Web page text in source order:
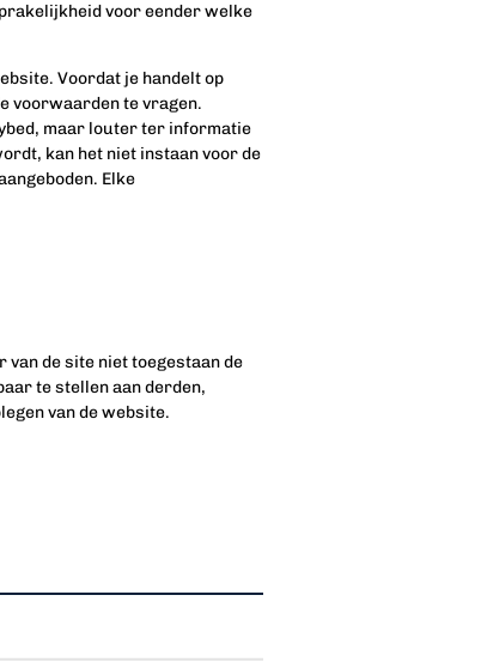
voor eender welke
Voordat je handelt op
voorwaarden te vragen.
maar louter ter informatie
kan het niet instaan voor de
Elke
de site niet toegestaan de
te stellen aan derden,
van de website.